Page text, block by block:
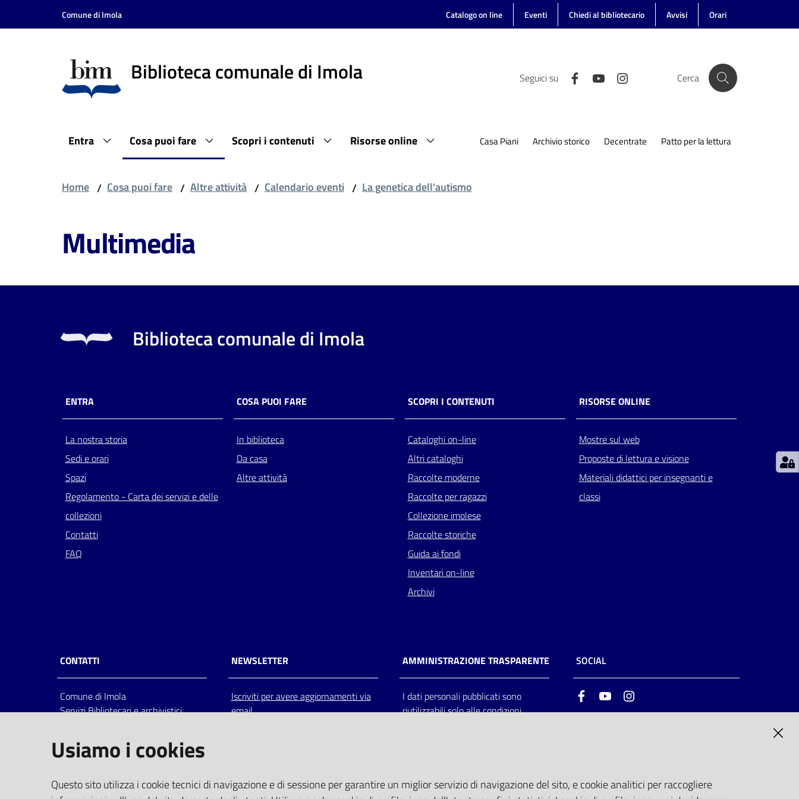
Vai al contenuto
Vai alla navigazione
Comune di Imola Catalogo on line Eventi Chiedi al bibliotecario Avvisi Orari
Biblioteca comunale di Imola Seguici su Cerca
Entra Cosa puoi fare Scopri i contenuti Risorse online Casa Piani Archivio storico Decentrate Patto per la lettura
Home / Cosa puoi fare / Altre attività / Calendario eventi / La genetica dell'autismo
Multimedia
Biblioteca comunale di Imola
ENTRA
La nostra storia
Sedi e orari
Spazi
Regolamento - Carta dei servizi e delle
collezioni
Contatti
FAQ
COSA PUOI FARE
In biblioteca
Da casa
Altre attività
SCOPRI I CONTENUTI
Cataloghi on-line
Altri cataloghi
Raccolte moderne
Raccolte per ragazzi
Collezione imolese
Raccolte storiche
Guida ai fondi
Inventari on-line
Archivi
RISORSE ONLINE
Mostre sul web
Proposte di lettura e visione
Materiali didattici per insegnanti e
classi
CONTATTI
Comune di Imola
Servizi Bibliotecari e archivistici
Italia
centralino: tel 0542.6026.36 fax
bim@comune.imola.bo.it
PEC
NEWSLETTER
Iscriviti per avere aggiornamenti via
email
AMMINISTRAZIONE TRASPARENTE
I dati personali pubblicati sono
riutilizzabili solo alle condizioni
SOCIAL
FacebookYoutube
Usiamo i cookies
Questo sito utilizza i cookie tecnici di navigazione e di sessione per garantire un miglior servizio di navigazione del sito, e cookie analitici per raccogliere